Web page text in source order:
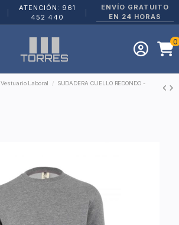
ATENCIÓN: 961
452 440
ENVÍO GRATUITO
EN 24 HORAS
0
Vestuario Laboral
SUDADERA CUELLO REDONDO -